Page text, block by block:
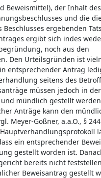
Beweismittel), der Inhalt des
und die
ergebenden
ergibt sich indes
noch aus den
Den Urteilsgründen ist
entsprechender Antrag
seitens des
müssen jedoch in der
mündlich gestellt
Anträge kann den
Meyer-Goßner, a.a.O., §
ein entsprechender
gestellt worden ist.
bereits nicht
Beweisantrag gestellt